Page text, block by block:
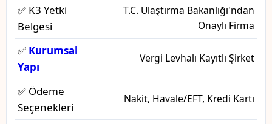
✅ K3 Yetki
Belgesi
T.C. Ulaştırma Bakanlığı'ndan
Onaylı Firma
✅ Kurumsal
Yapı
Vergi Levhalı Kayıtlı Şirket
✅ Ödeme
Seçenekleri
Nakit, Havale/EFT, Kredi Kartı